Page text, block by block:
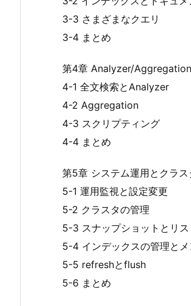
3-3 さまざまなクエリ
3-4 まとめ
第4章 Analyzer/
4-1 全文検索とAnalyzer
4-2 Aggregation
4-3 スクリプティング
4-4 まとめ
第5章 システム運用とクラス
5-1 運用監視と設定変更
5-2 クラスタの管理
5-3 スナップショットとリス
5-4 インデックスの管理とメ
5-5 refreshとflush
5-6 まとめ